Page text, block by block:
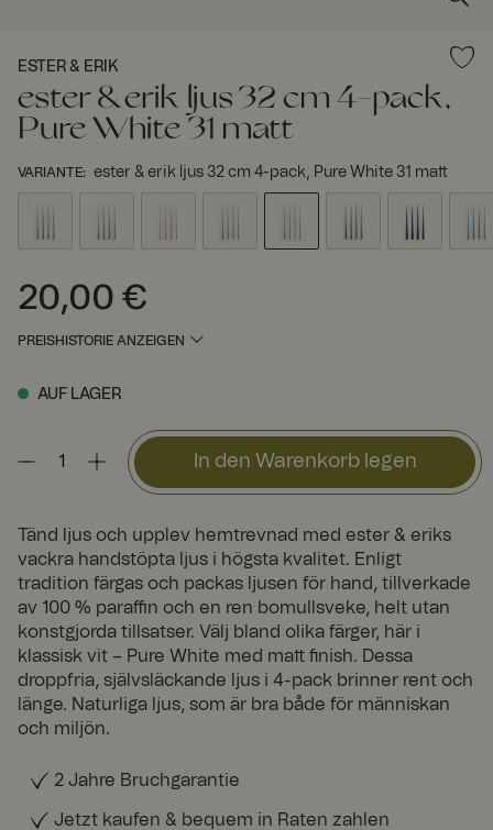
ESTER & ERIK
ester & erik ljus 32 cm 4-pack,
Pure White 31 matt
VARIANTE: ester & erik ljus 32 cm 4-pack, Pure White 31 matt
Preis: 20,00 €
20,00 €
PREISHISTORIE ANZEIGEN
AUF LAGER
In den Warenkorb legen
Tänd ljus och upplev hemtrevnad med ester & eriks
vackra handstöpta ljus i högsta kvalitet. Enligt
tradition färgas och packas ljusen för hand, tillverkade
av 100 % paraffin och en ren bomullsveke, helt utan
konstgjorda tillsatser. Välj bland olika färger, här i
klassisk vit – Pure White med matt finish. Dessa
droppfria, självsläckande ljus i 4-pack brinner rent och
länge. Naturliga ljus, som är bra både för människan
och miljön.
2 Jahre Bruchgarantie
Jetzt kaufen & bequem in Raten zahlen